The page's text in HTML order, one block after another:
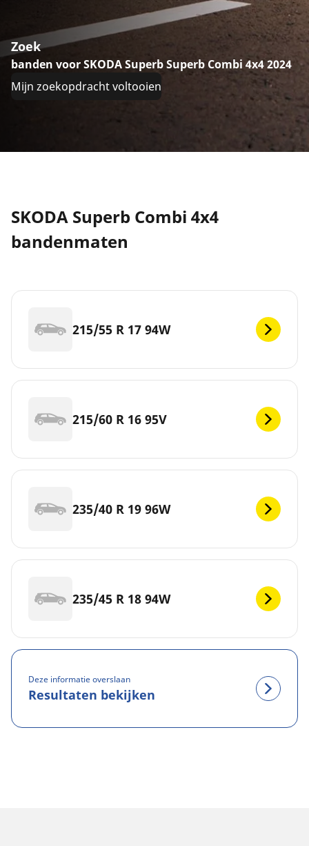
Zoek
banden voor SKODA Superb Superb Combi 4x4 2024
Mijn zoekopdracht voltooien
SKODA Superb Combi 4x4
bandenmaten
215/55 R 17 94W
215/60 R 16 95V
235/40 R 19 96W
235/45 R 18 94W
Deze informatie overslaan
Resultaten bekijken